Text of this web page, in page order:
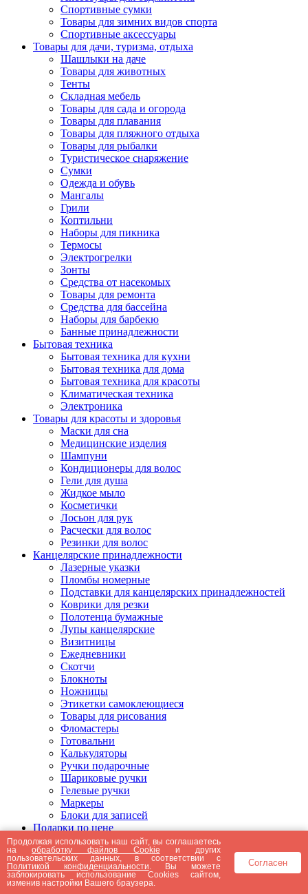
Спортивные сумки
Товары для зимних видов спорта
Спортивные аксессуары
Товары для дачи, туризма, отдыха
Шашлыки на даче
Товары для животных
Тенты
Складная мебель
Товары для сада и огорода
Товары для плавания
Товары для пляжного отдыха
Товары для рыбалки
Туристическое снаряжение
Сумки
Одежда и обувь
Мангалы
Грили
Коптильни
Наборы для пикника
Термосы
Электрогрелки
Зонты
Средства от насекомых
Товары для ремонта
Средства для бассейна
Наборы для барбекю
Банные принадлежности
Бытовая техника
Бытовая техника для кухни
Бытовая техника для дома
Бытовая техника для красоты
Климатическая техника
Электроника
Товары для красоты и здоровья
Маски для сна
Медицинские изделия
Шампуни
Кондиционеры для волос
Гели для душа
Жидкое мыло
Косметички
Лосьон для рук
Расчески для волос
Резинки для волос
Канцелярские принадлежности
Лазерные указки
Пломбы номерные
Подставки для канцелярских принадлежностей
Коврики для резки
Полотенца бумажные
Лупы канцелярские
Визитницы
Ежедневники
Скотчи
Блокноты
Ножницы
Этикетки самоклеющиеся
Товары для рисования
Фломастеры
Готовальни
Калькуляторы
Ручки подарочные
Шариковые ручки
Гелевые ручки
Маркеры
Блоки для записей
Подарки по цене
Подарки от 5000 рублей
Подарки до 5000 рублей
Подарки до 3000 рублей
Подарки до 2000 рублей
Подарки до 1000 рублей
Продолжая использовать наш сайт, вы соглашаетесь
наобработку файлов Cookie и других
пользовательских данных, в соответствии с
Политикой конфиденциальности . Вы можете
заблокировать использование Cookies сайтом,
изменив настройки Вашего браузера.
Согласен